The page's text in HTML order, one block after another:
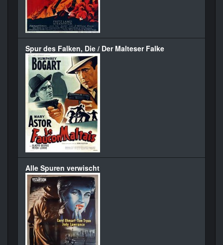
Spur des Falken, Die / Der Malteser Falke
Alle Spuren verwischt